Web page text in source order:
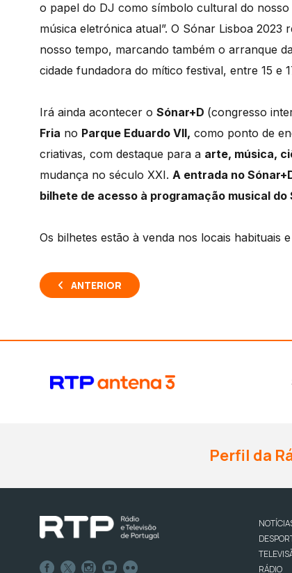
o papel do DJ como símbolo cultural do
música eletrónica atual”. O Sónar Lisboa
nosso tempo, marcando também o arranque
cidade fundadora do mítico festival, entre 15 e
Irá ainda acontecer o Sónar+D (congresso
Fria no Parque Eduardo VII, como ponto de
criativas, com destaque para a arte, música,
mudança no século XXI. A entrada no
bilhete de acesso à programação musical do
Os bilhetes estão à venda nos locais habituais
ANTERIOR
Perfil da
RÁDIO